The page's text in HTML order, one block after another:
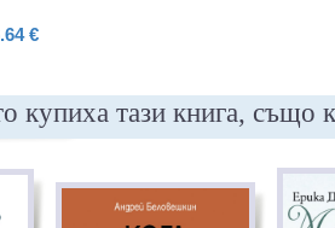
€
купиха тази книга, също